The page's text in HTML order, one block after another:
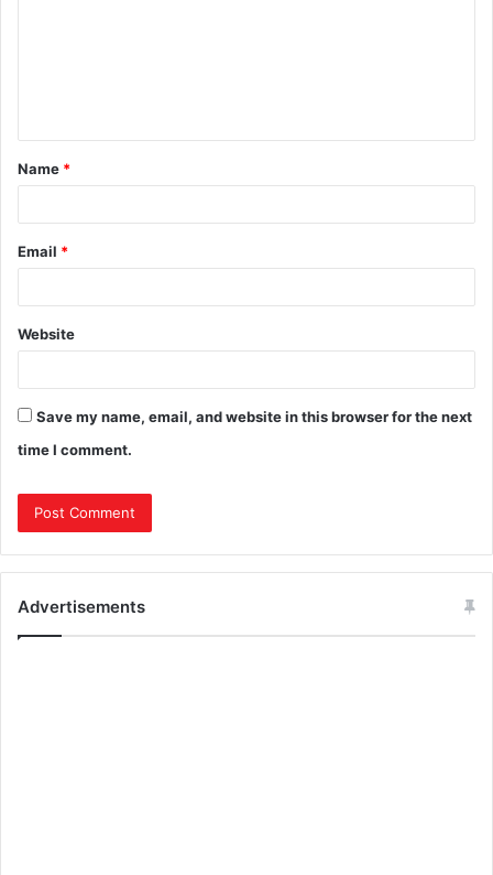
Name *
Email *
Website
Save my name, email, and website in this browser for the next
time I comment.
Advertisements